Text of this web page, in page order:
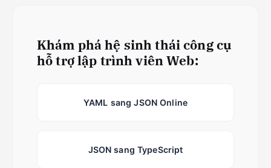
Khám phá hệ sinh thái công cụ
hỗ trợ lập trình viên Web:
YAML sang JSON Online
JSON sang TypeScript